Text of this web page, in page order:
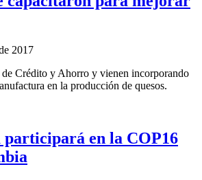
2017
de Crédito y Ahorro y vienen incorporando
en la producción de quesos.
en la COP16